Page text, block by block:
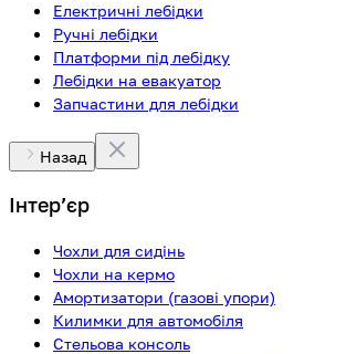
Електричні лебідки
Ручні лебідки
Платформи під лебідку
Лебідки на евакуатор
Запчастини для лебідки
Назад
Інтерʼєр
Чохли для сидінь
Чохли на кермо
Амортизатори (газові упори)
Килимки для автомобіля
Стельова консоль